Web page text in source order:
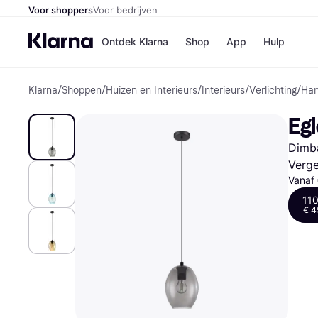
Voor shoppersVoor bedrijven
Ontdek Klarna Shop
Winkels
Kruidvat
Winkeloverzicht
App Hulp
Klarna/Shoppen/Huizen en Interieurs/ Interieurs/Verlichting/
Vanaf
€